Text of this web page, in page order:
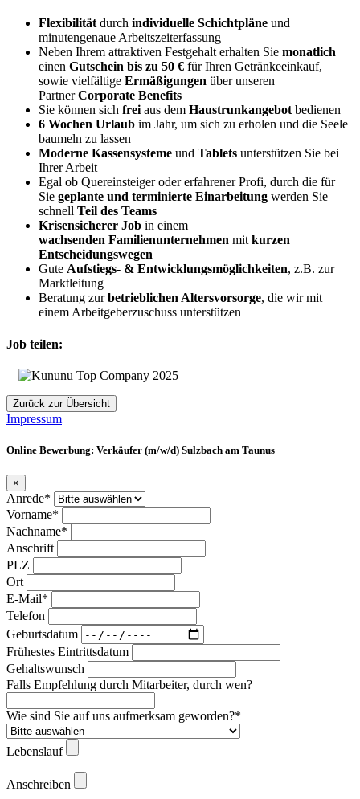
Flexibilitätdurch individuelle Schichtpläne und
minutengenaue Arbeitszeiterfassung
Neben Ihrem attraktiven Festgehalt erhalten Sie monatlich
einen Gutschein bis zu 50 € für Ihren Getränkeeinkauf,
sowie vielfältige Ermäßigungen über unseren
PartnerCorporate Benefits
Sie können sich freiaus dem Haustrunkangebotbedienen
6 Wochen Urlaub im Jahr, um sich zu erholen und die Seele
baumeln zu lassen
Moderne Kassensysteme und Tablets unterstützen Sie bei
Ihrer Arbeit
Egal ob Quereinsteiger oder erfahrener Profi, durch die für
Sie geplante und terminierte Einarbeitung werden Sie
schnell Teil des Teams
Krisensicherer Job in einem
wachsenden Familienunternehmen mitkurzen
Entscheidungswegen
Gute Aufstiegs- & Entwicklungsmöglichkeiten, z.B. zur
Marktleitung
Beratung zurbetrieblichen Altersvorsorge, die wir mit
einem Arbeitgeberzuschuss unterstützen
Job teilen:
Zurück zur Übersicht
Impressum
Online Bewerbung: Verkäufer (m/w/d) Sulzbach am Taunus
×
Anrede*
Vorname*
Nachname*
Anschrift
PLZ
Ort
E-Mail*
Telefon
Geburtsdatum
Frühestes Eintrittsdatum
Gehaltswunsch
Falls Empfehlung durch Mitarbeiter, durch wen?
Wie sind Sie auf uns aufmerksam geworden?*
Lebenslauf
Anschreiben